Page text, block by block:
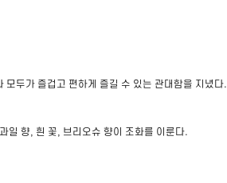
모두가 즐겁고 편하게 즐길 수 있는 관대함을 지녔다.
일 향, 흰 꽃, 브리오슈 향이 조화를 이룬다.